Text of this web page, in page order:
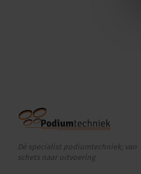
Dé specialist podiumtechniek; van
schets naar uitvoering